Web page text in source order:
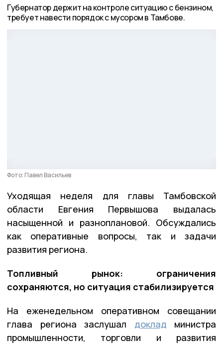
Губернатор держит на контроле ситуацию с бензином,
требует навести порядок с мусором в Тамбове.
Фото: Павел Васильев
Уходящая неделя для главы Тамбовской
области Евгения Первышова выдалась
насыщенной и разноплановой. Обсуждались
как оперативные вопросы, так и задачи
развития региона.
Топливный рынок: ограничения
сохраняются, но ситуация стабилизируется
На еженедельном оперативном совещании
глава региона заслушал доклад министра
промышленности, торговли и развития